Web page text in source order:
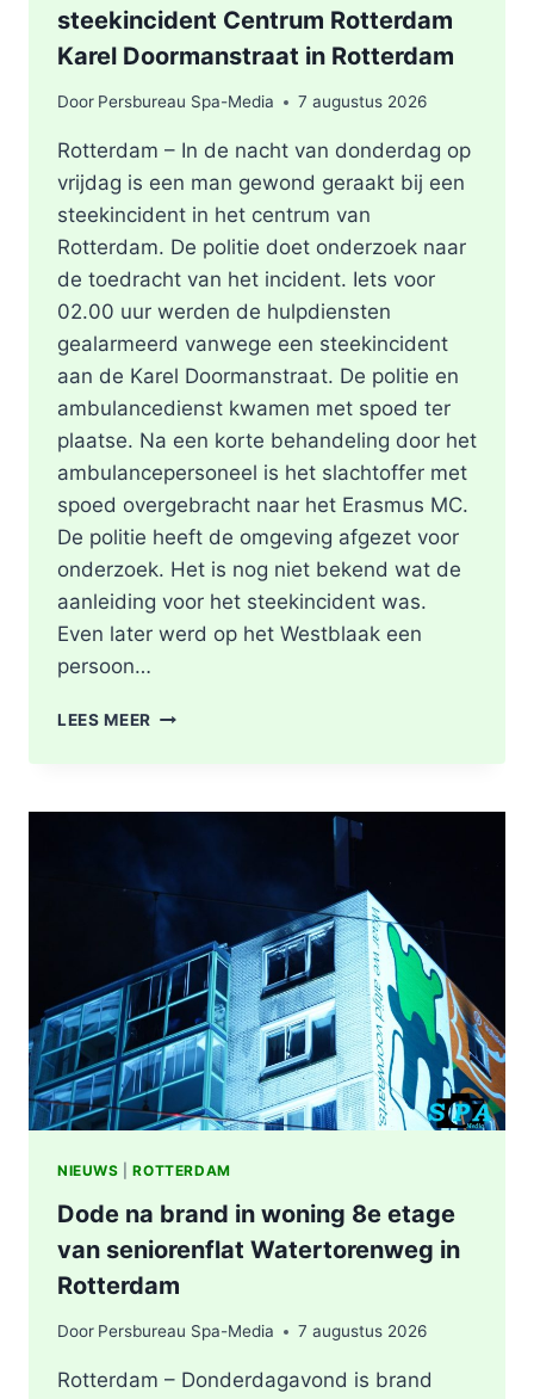
steekincident Centrum Rotterdam
Karel Doormanstraat in Rotterdam
Door Persbureau Spa-Media 7 augustus 2026
Rotterdam – In de nacht van donderdag op
vrijdag is een man gewond geraakt bij een
steekincident in het centrum van
Rotterdam. De politie doet onderzoek naar
de toedracht van het incident. Iets voor
02.00 uur werden de hulpdiensten
gealarmeerd vanwege een steekincident
aan de Karel Doormanstraat. De politie en
ambulancedienst kwamen met spoed ter
plaatse. Na een korte behandeling door het
ambulancepersoneel is het slachtoffer met
spoed overgebracht naar het Erasmus MC.
De politie heeft de omgeving afgezet voor
onderzoek. Het is nog niet bekend wat de
aanleiding voor het steekincident was.
Even later werd op het Westblaak een
persoon…
LEES MEER POLITIE
STEEKINCIDENT
KAREL
DOORMANSTRAAT
ROTTERDAM
NIEUWS |ROTTERDAM
Dode na brand in woning 8e etage
van seniorenflat Watertorenweg in
Rotterdam
Door Persbureau Spa-Media 7 augustus 2026
Rotterdam – Donderdagavond is brand